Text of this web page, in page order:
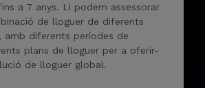
a 7 anys. Li podem assessorar
de lloguer de diferents
amb diferents períodes de
plans de lloguer per a oferir-
de lloguer global.